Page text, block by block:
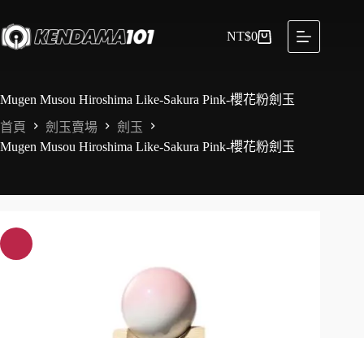
NT$0
Mugen Musou Hiroshima Like-Sakura Pink-櫻花粉劍玉
首頁
劍玉賣場
劍玉
Mugen Musou Hiroshima Like-Sakura Pink-櫻花粉劍玉